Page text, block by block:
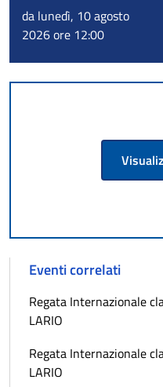
da lunedì, 10 agosto
2026 ore 12:00
Eventi correlati
Regata Internazionale
LARIO
Regata Internazionale
LARIO